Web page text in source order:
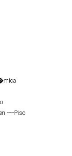
-----Piso